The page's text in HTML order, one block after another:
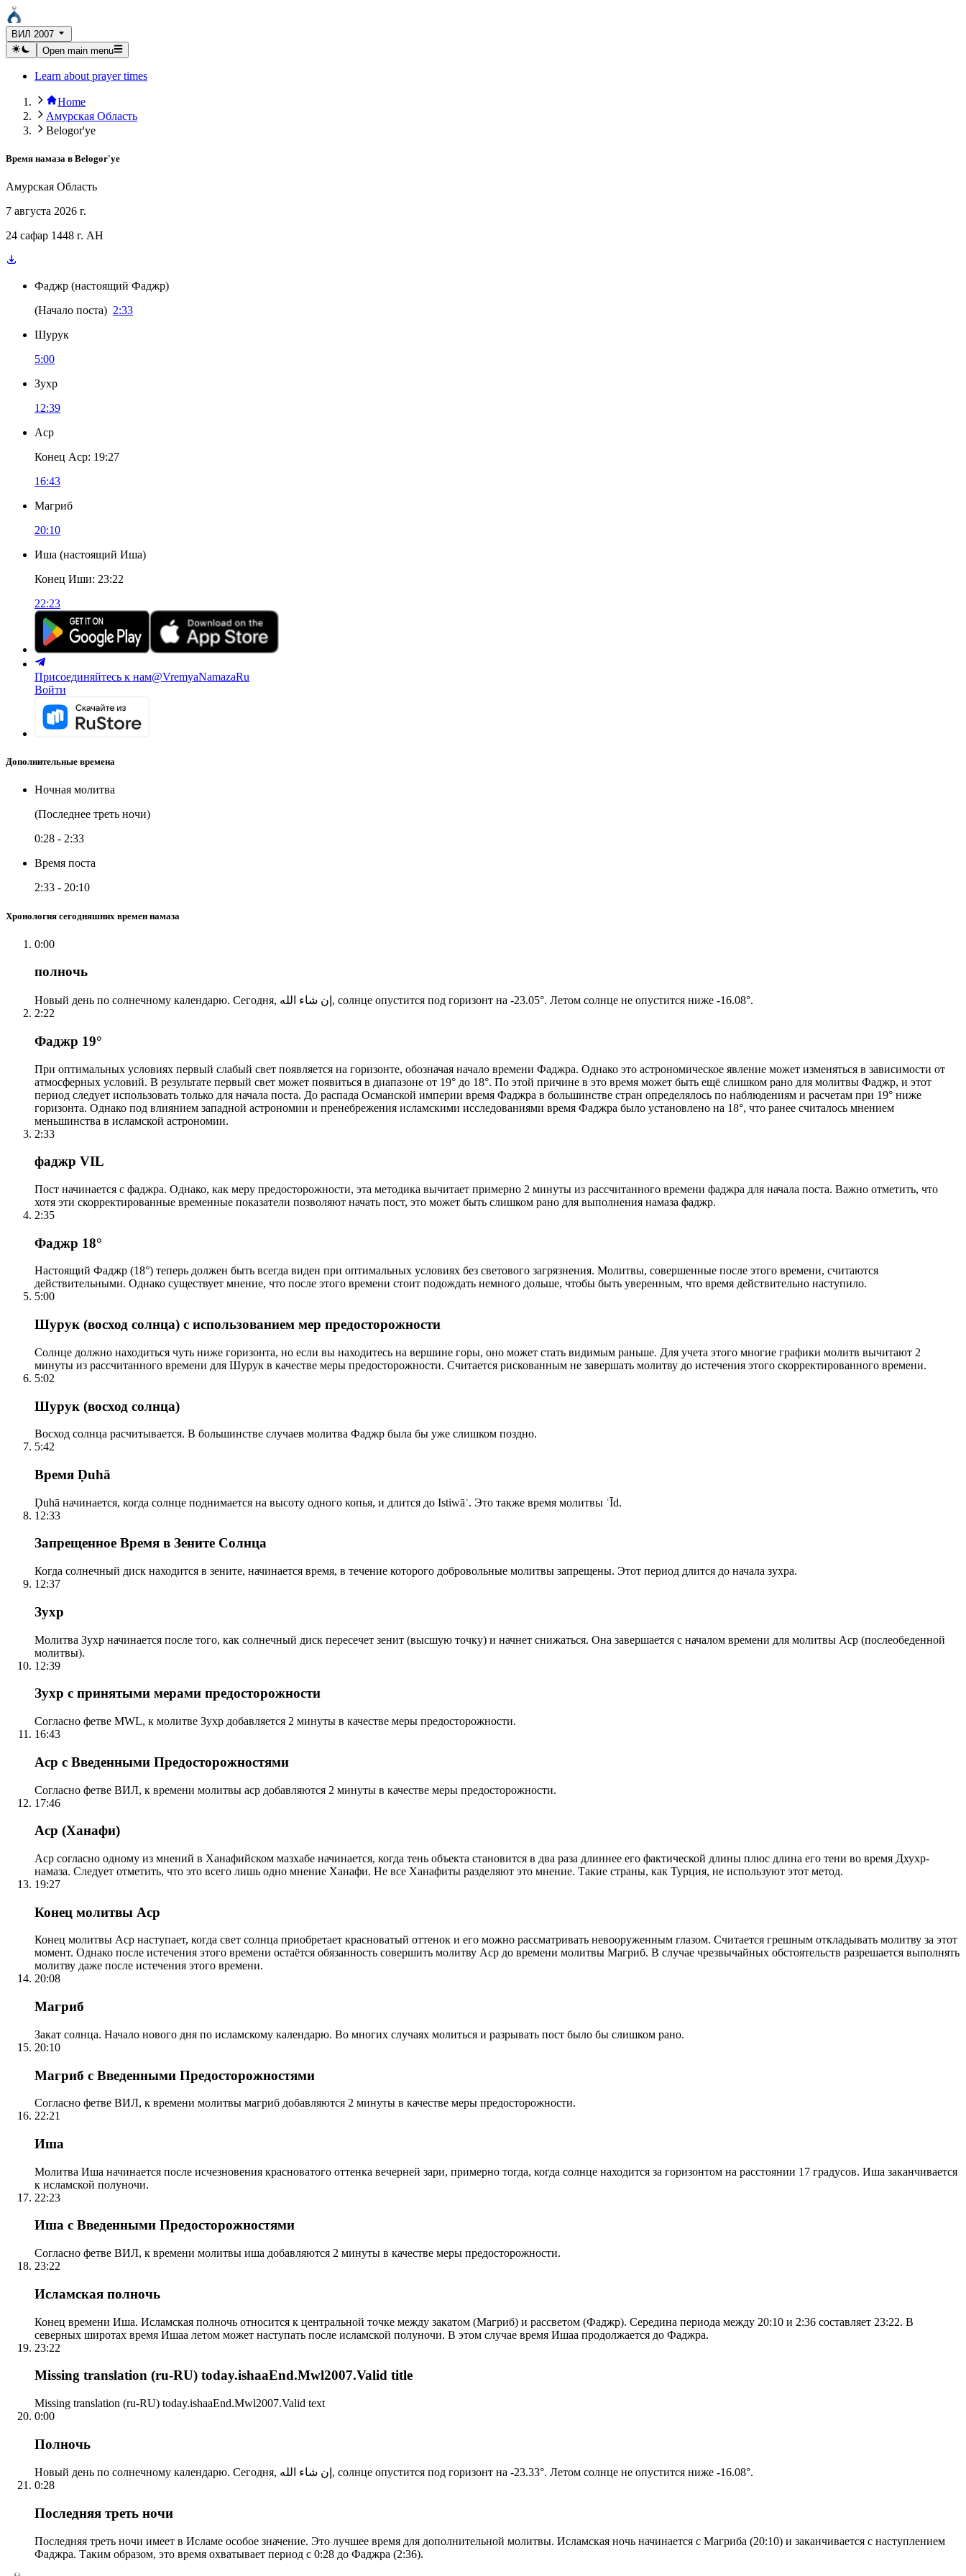
ВИЛ 2007
Open main menu
Learn about prayer times
Home
Амурская Область
Belogor'ye
Время намаза в Belogor'ye
Амурская Область
7 августа 2026 г.
24 сафар 1448 г. AH
Фаджр (настоящий Фаджр)
(Начало поста) 2:33
Шурук
5:00
Зухр
12:39
Аср
Конец Аср: 19:27
16:43
Магриб
20:10
Иша (настоящий Иша)
Конец Иши: 23:22
22:23
Присоединяйтесь к нам@VremyaNamazaRu
Войти
Дополнительные времена
Ночная молитва
(Последнее треть ночи)
0:28 - 2:33
Время поста
2:33 - 20:10
Хронология сегодняшних времен намаза
0:00
полночь
Новый день по солнечному календарю. Сегодня, إن شاء الله, солнце опустится под горизонт на -23.05°. Летом солнце не опустится ниже -16.08°.
2:22
Фаджр 19°
При оптимальных условиях первый слабый свет появляется на горизонте, обозначая начало времени Фаджра. Однако это астрономическое явление может изменяться в зависимости от
атмосферных условий. В результате первый свет может появиться в диапазоне от 19° до 18°. По этой причине в это время может быть ещё слишком рано для молитвы Фаджр, и этот
период следует использовать только для начала поста. До распада Османской империи время Фаджра в большинстве стран определялось по наблюдениям и расчетам при 19° ниже
горизонта. Однако под влиянием западной астрономии и пренебрежения исламскими исследованиями время Фаджра было установлено на 18°, что ранее считалось мнением
меньшинства в исламской астрономии.
2:33
фаджр VIL
Пост начинается с фаджра. Однако, как меру предосторожности, эта методика вычитает примерно 2 минуты из рассчитанного времени фаджра для начала поста. Важно отметить, что
хотя эти скорректированные временные показатели позволяют начать пост, это может быть слишком рано для выполнения намаза фаджр.
2:35
Фаджр 18°
Настоящий Фаджр (18°) теперь должен быть всегда виден при оптимальных условиях без светового загрязнения. Молитвы, совершенные после этого времени, считаются
действительными. Однако существует мнение, что после этого времени стоит подождать немного дольше, чтобы быть уверенным, что время действительно наступило.
5:00
Шурук (восход солнца) с использованием мер предосторожности
Солнце должно находиться чуть ниже горизонта, но если вы находитесь на вершине горы, оно может стать видимым раньше. Для учета этого многие графики молитв вычитают 2
минуты из рассчитанного времени для Шурук в качестве меры предосторожности. Считается рискованным не завершать молитву до истечения этого скорректированного времени.
5:02
Шурук (восход солнца)
Восход солнца расчитывается. В большинстве случаев молитва Фаджр была бы уже слишком поздно.
5:42
Время Ḍuhā
Ḍuhā начинается, когда солнце поднимается на высоту одного копья, и длится до Istiwāʾ. Это также время молитвы ʿĪd.
12:33
Запрещенное Время в Зените Солнца
Когда солнечный диск находится в зените, начинается время, в течение которого добровольные молитвы запрещены. Этот период длится до начала зухра.
12:37
Зухр
Молитва Зухр начинается после того, как солнечный диск пересечет зенит (высшую точку) и начнет снижаться. Она завершается с началом времени для молитвы Аср (послеобеденной
молитвы).
12:39
Зухр с принятыми мерами предосторожности
Согласно фетве MWL, к молитве Зухр добавляется 2 минуты в качестве меры предосторожности.
16:43
Аср с Введенными Предосторожностями
Согласно фетве ВИЛ, к времени молитвы аср добавляются 2 минуты в качестве меры предосторожности.
17:46
Аср (Ханафи)
Аср согласно одному из мнений в Ханафийском мазхабе начинается, когда тень объекта становится в два раза длиннее его фактической длины плюс длина его тени во время Дхухр-
намаза. Следует отметить, что это всего лишь одно мнение Ханафи. Не все Ханафиты разделяют это мнение. Такие страны, как Турция, не используют этот метод.
19:27
Конец молитвы Аср
Конец молитвы Аср наступает, когда свет солнца приобретает красноватый оттенок и его можно рассматривать невооруженным глазом. Считается грешным откладывать молитву за этот
момент. Однако после истечения этого времени остаётся обязанность совершить молитву Аср до времени молитвы Магриб. В случае чрезвычайных обстоятельств разрешается выполнять
молитву даже после истечения этого времени.
20:08
Магриб
Закат солнца. Начало нового дня по исламскому календарю. Во многих случаях молиться и разрывать пост было бы слишком рано.
20:10
Магриб с Введенными Предосторожностями
Согласно фетве ВИЛ, к времени молитвы магриб добавляются 2 минуты в качестве меры предосторожности.
22:21
Иша
Молитва Иша начинается после исчезновения красноватого оттенка вечерней зари, примерно тогда, когда солнце находится за горизонтом на расстоянии 17 градусов. Иша заканчивается
к исламской полуночи.
22:23
Иша с Введенными Предосторожностями
Согласно фетве ВИЛ, к времени молитвы иша добавляются 2 минуты в качестве меры предосторожности.
23:22
Исламская полночь
Конец времени Иша. Исламская полночь относится к центральной точке между закатом (Магриб) и рассветом (Фаджр). Середина периода между 20:10 и 2:36 составляет 23:22. В
северных широтах время Ишаа летом может наступать после исламской полуночи. В этом случае время Ишаа продолжается до Фаджра.
23:22
Missing translation (ru-RU) today.ishaaEnd.Mwl2007.Valid title
Missing translation (ru-RU) today.ishaaEnd.Mwl2007.Valid text
0:00
Полночь
Новый день по солнечному календарю. Сегодня, إن شاء الله, солнце опустится под горизонт на -23.33°. Летом солнце не опустится ниже -16.08°.
0:28
Последняя треть ночи
Последняя треть ночи имеет в Исламе особое значение. Это лучшее время для дополнительной молитвы. Исламская ночь начинается с Магриба (20:10) и заканчивается с наступлением
Фаджра. Таким образом, это время охватывает период с 0:28 до Фаджра (2:36).